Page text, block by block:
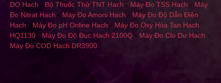
DO Hach - Bộ Thuốc Thử TNT Hach - Máy Đo TSS Hach - Máy
Đo Nitrat Hach - Máy Đo Amoni Hach - Máy Đo Độ Dẫn Điện
Hach - Máy Đo pH Online Hach - Máy Đo Oxy Hòa Tan Hach
HQ1130 - Máy Đo Độ Đục Hach 2100Q - Máy Đo Clo Dư Hach -
Máy Đo COD Hach DR3900